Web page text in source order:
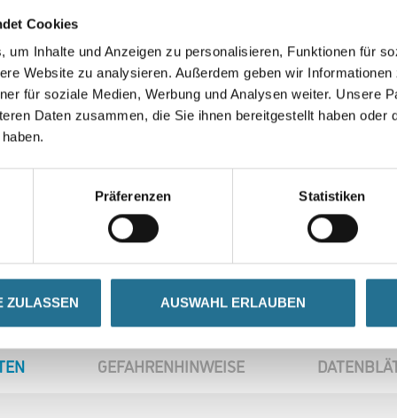
Cookies
um Inhalte und Anzeigen zu personalisieren, Funktionen für
Website zu analysieren. Außerdem geben wir
für soziale Medien, Werbung und Analysen weiter. Unsere
Daten zusammen, die Sie ihnen bereitgestellt haben oder
Präferenzen Statistiken
ZULASSEN AUSWAHL ERLAUBEN
Breite in centimeter
GEFAHRENHINWEISE